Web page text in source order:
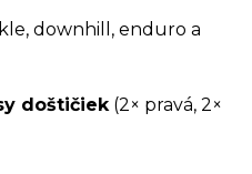
downhill, enduro a
doštičiek(2× pravá, 2×